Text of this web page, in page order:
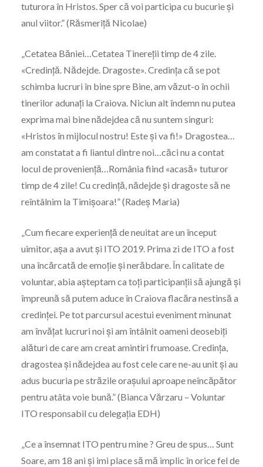
tuturora în Hristos. Sper că voi participa cu bucurie și
anul viitor.” (Răsmeriță Nicolae)
„Cetatea Băniei…Cetatea Tinereții timp de 4 zile.
«Credință. Nădejde. Dragoste». Credința că se pot
schimba lucruri în bine spre Bine, am văzut-o în ochii
tinerilor adunați la Craiova. Niciun alt îndemn nu putea
exprima mai bine nădejdea că nu suntem singuri:
«Hristos în mijlocul nostru! Este și va fi!» Dragostea…
am constatat a fi liantul dintre noi…căci nu a contat
locul de proveniență…România fiind «acasă» tuturor
timp de 4 zile! Cu credință, nădejde și dragoste să ne
reîntâlnim la Timișoara!” (Radeș Maria)
„Cum fiecare experiență de neuitat are un început
uimitor, așa a avut și ITO 2019. Prima zi de ITO a fost
una încărcată de emoție și nerăbdare. În calitate de
voluntar, abia așteptam ca toți participanții să ajungă și
împreună să putem aduce în Craiova flacăra nestinsă a
credinței. Pe tot parcursul acestui eveniment minunat
am învățat lucruri noi și am întâlnit oameni deosebiți
alături de care am creat amintiri frumoase. Credința,
dragostea și nădejdea au fost cele care ne-au unit și au
adus bucuria pe străzile orașului aproape neîncăpător
pentru atâta voie bună.” (Bianca Vărzaru – Voluntar
ITO responsabil cu delegația EDH)
„Ce a însemnat ITO pentru mine ? Greu de spus… Sunt
Soare, am 18 ani și imi place să mă implic în orice fel de